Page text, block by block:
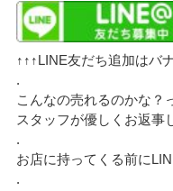
↑↑↑LINE友だち追加はバ
.
こんなの売れるのかな？
スタッフが優しくお返事
.
お店に持ってくる前に
.